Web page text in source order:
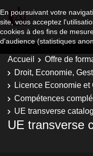
En poursuivant votre
site, vous acceptez
cookies à des fins de
d'audience (statistiques
Accueil Offre de
Droit, Economie,
Licence Economie et
Compétences
UE transverse
UE transverse